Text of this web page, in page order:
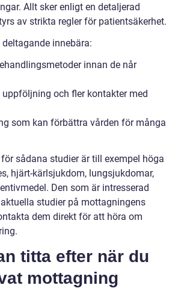
Allt sker enligt en detaljerad
av strikta regler för patientsäkerhet.
innebära:
innan de når
och fler kontakter med
som kan förbättra vården för många
sådana studier är till exempel höga
hjärt-kärlsjukdom, lungsjukdomar,
Den som är intresserad
studier på mottagningens
dem direkt för att höra om
titta efter när du
mottagning